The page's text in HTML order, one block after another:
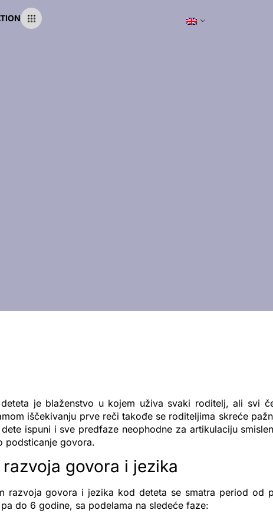
deteta je blaženstvo u kojem uživa svaki roditelj, ali svi
iščekivanju prve reči takođe se roditeljima skreće
ispuni i sve predfaze neophodne za artikulaciju
podsticanje govora.
razvoja govora i jezika
razvoja govora i jezika kod deteta se smatra period od
do 6 godine, sa podelama na sledeće faze: